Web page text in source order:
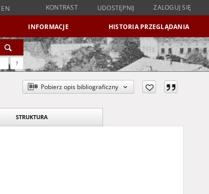
EN KONTRAST UDOSTĘPNIJ ZALOGUJ SIĘ
INFORMACJE HISTORIA PRZEGLĄDANIA
?
Pobierz opis bibliograficzny
STRUKTURA